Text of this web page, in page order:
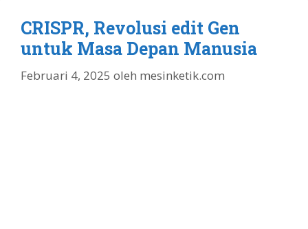
CRISPR, Revolusi edit Gen
untuk Masa Depan Manusia
Februari 4, 2025 oleh mesinketik.com